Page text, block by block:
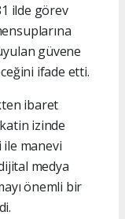
ilde görev
güvene
ifade etti.
ibaret
izinde
ile manevi
medya
önemli bir